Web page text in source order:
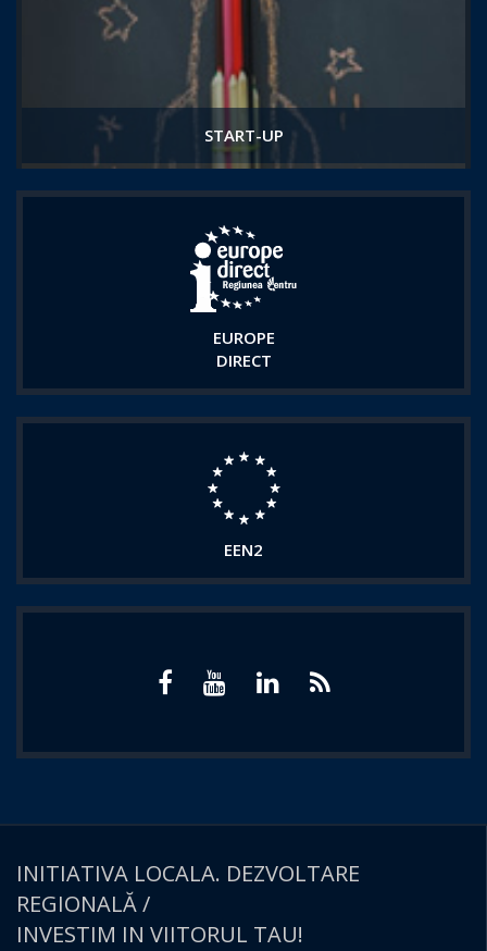
START-UP
EUROPE
DIRECT
EEN2
INITIATIVA LOCALA. DEZVOLTARE
REGIONALĂ /
INVESTIM IN VIITORUL TAU!